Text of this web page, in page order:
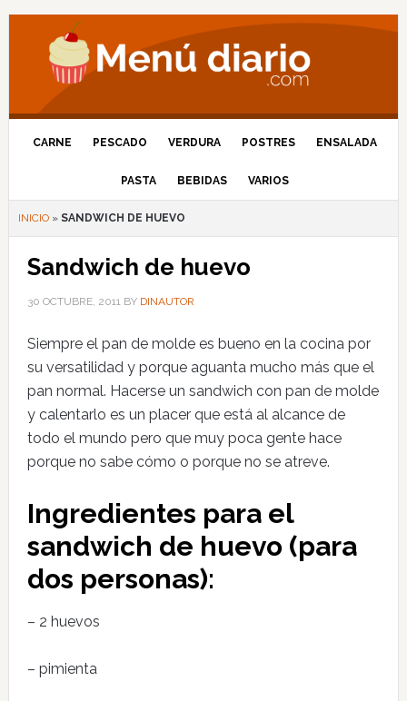
CARNE PESCADO VERDURA POSTRES ENSALADA
PASTA BEBIDAS VARIOS
INICIO» SANDWICH DE HUEVO
Sandwich de huevo
30 OCTUBRE, 2011BY DINAUTOR
Siempre el pan de molde es bueno en la cocina por
su versatilidad y porque aguanta mucho más que el
pan normal. Hacerse un sandwich con pan de molde
y calentarlo es un placer que está al alcance de
todo el mundo pero que muy poca gente hace
porque no sabe cómo o porque no se atreve.
Ingredientes para el
sandwich de huevo (para
dos personas):
– 2 huevos
– pimienta